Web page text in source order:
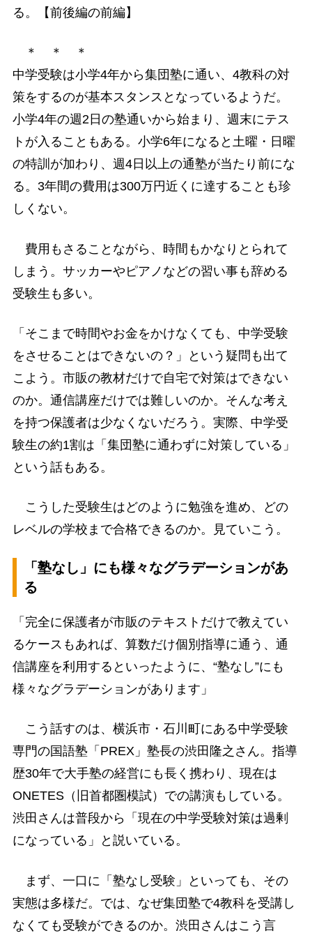
る。【前後編の前編】
＊ ＊ ＊
中学受験は小学4年から集団塾に通い、4教科の対
策をするのが基本スタンスとなっているようだ。
小学4年の週2日の塾通いから始まり、週末にテス
トが入ることもある。小学6年になると土曜・日曜
の特訓が加わり、週4日以上の通塾が当たり前にな
る。3年間の費用は300万円近くに達することも珍
しくない。
費用もさることながら、時間もかなりとられて
しまう。サッカーやピアノなどの習い事も辞める
受験生も多い。
「そこまで時間やお金をかけなくても、中学受験
をさせることはできないの？」という疑問も出て
こよう。市販の教材だけで自宅で対策はできない
のか。通信講座だけでは難しいのか。そんな考え
を持つ保護者は少なくないだろう。実際、中学受
験生の約1割は「集団塾に通わずに対策している」
という話もある。
こうした受験生はどのように勉強を進め、どの
レベルの学校まで合格できるのか。見ていこう。
「塾なし」にも様々なグラデーションがあ
る
「完全に保護者が市販のテキストだけで教えてい
るケースもあれば、算数だけ個別指導に通う、通
信講座を利用するといったように、“塾なし”にも
様々なグラデーションがあります」
こう話すのは、横浜市・石川町にある中学受験
専門の国語塾「PREX」塾長の渋田隆之さん。指導
歴30年で大手塾の経営にも長く携わり、現在は
ONETES（旧首都圏模試）での講演もしている。
渋田さんは普段から「現在の中学受験対策は過剰
になっている」と説いている。
まず、一口に「塾なし受験」といっても、その
実態は多様だ。では、なぜ集団塾で4教科を受講し
なくても受験ができるのか。渋田さんはこう言